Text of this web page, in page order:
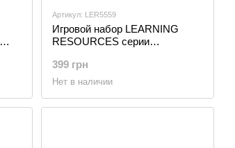
Артикул: LER5559
Игровой набор LEARNING
RESOURCES серии
ВОДА
399 грн
Нет в наличии